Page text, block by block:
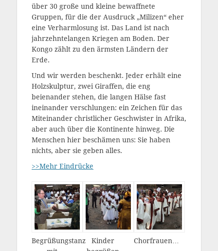
über 30 große und kleine bewaffnete
Gruppen, für die der Ausdruck „Milizen“ eher
eine Verharmlosung ist. Das Land ist nach
jahrzehntelangen Kriegen am Boden. Der
Kongo zählt zu den ärmsten Ländern der
Erde.
Und wir werden beschenkt. Jeder erhält eine
Holzskulptur, zwei Giraffen, die eng
beienander stehen, die langen Hälse fast
ineinander verschlungen: ein Zeichen für das
Miteinander christlicher Geschwister in Afrika,
aber auch über die Kontinente hinweg. Die
Menschen hier beschämen uns: Sie haben
nichts, aber sie geben alles.
>>Mehr Eindrücke
Begrüßungstanz
Kinder
Chorfrauen…